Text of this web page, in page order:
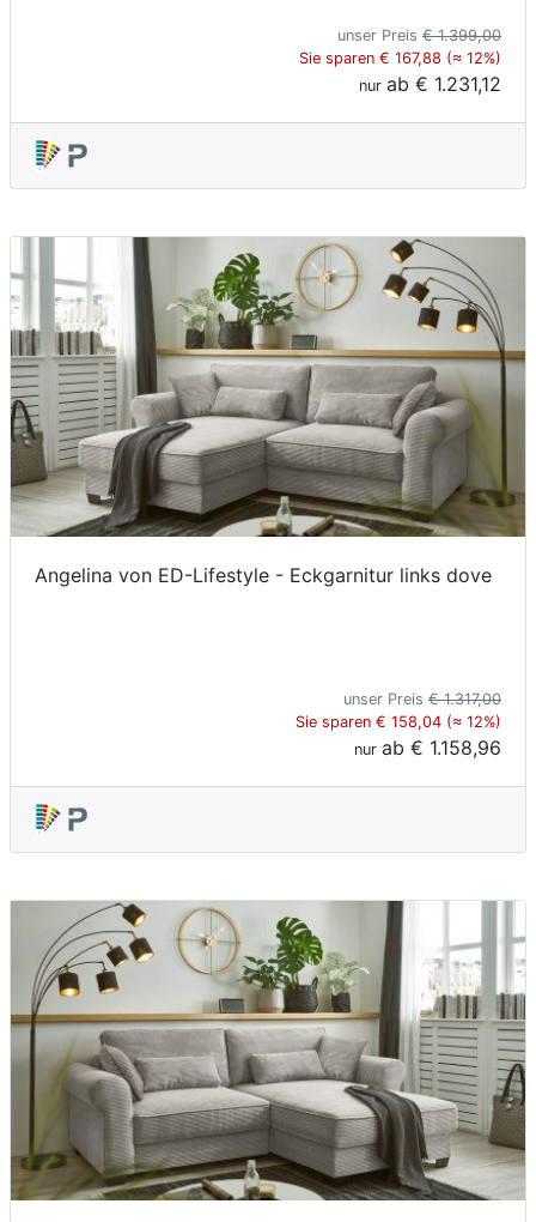
unser Preis € 1.399,00
Sie sparen € 167,88 (≈ 12%)
nur ab € 1.231,12
Angelina von ED-Lifestyle - Eckgarnitur links dove
unser Preis € 1.317,00
Sie sparen € 158,04 (≈ 12%)
nur ab € 1.158,96